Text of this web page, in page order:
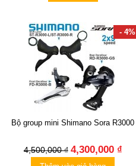
- 4%
Bộ group mini Shimano Sora R3000
4,500,000 ₫ 4,300,000 ₫